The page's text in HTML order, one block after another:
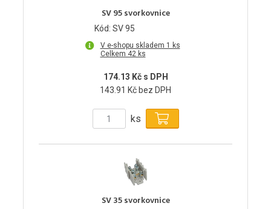
SV 95 svorkovnice
Kód: SV 95
V e-shopu skladem 1 ks
Celkem 42 ks
174.13 Kč s DPH
143.91 Kč bez DPH
ks
SV 35 svorkovnice